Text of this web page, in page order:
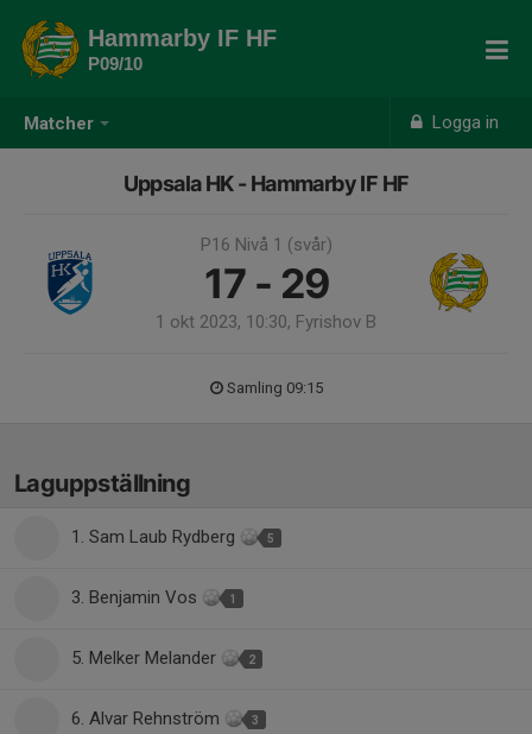
Matcher Logga in
Hammarby IF HF
P09/10
Uppsala HK - Hammarby IF HF
P16 Nivå 1 (svår)
17 - 29
1 okt 2023, 10:30, Fyrishov B
Samling 09:15
Laguppställning
1. Sam Laub Rydberg 5
3. Benjamin Vos 1
5. Melker Melander 2
6. Alvar Rehnström 3